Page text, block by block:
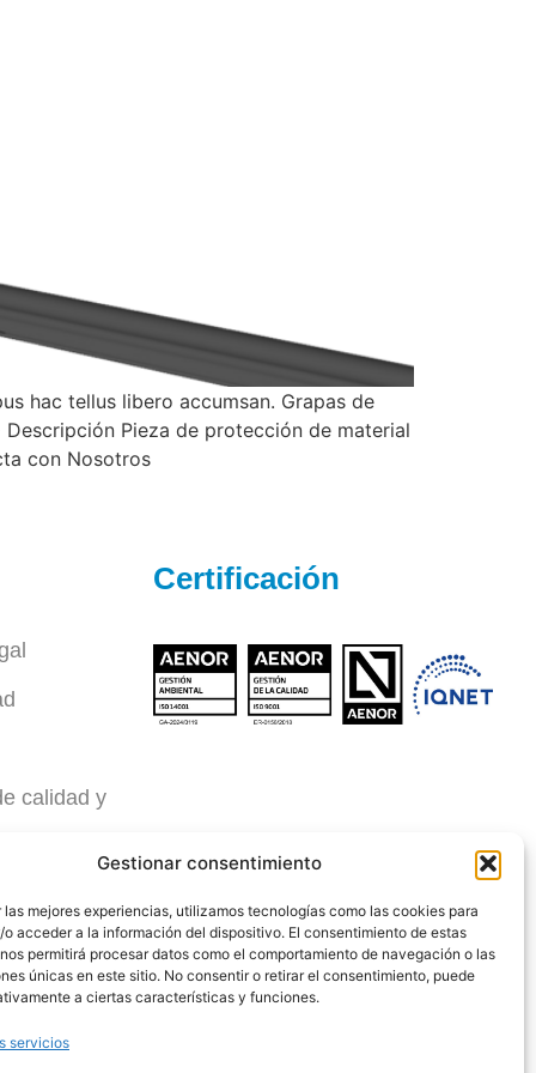
Gestionar consentimiento
las mejores experiencias, utilizamos tecnologías como las cookies para
o acceder a la información del dispositivo. El consentimiento de estas
permitirá procesar datos como el comportamiento de navegación o las
únicas en este sitio. No consentir o retirar el consentimiento, puede
a ciertas características y funciones.
servicios
hac tellus libero accumsan. Grapas de
Pieza de protección de material
con Nosotros
calidad y
Certificación